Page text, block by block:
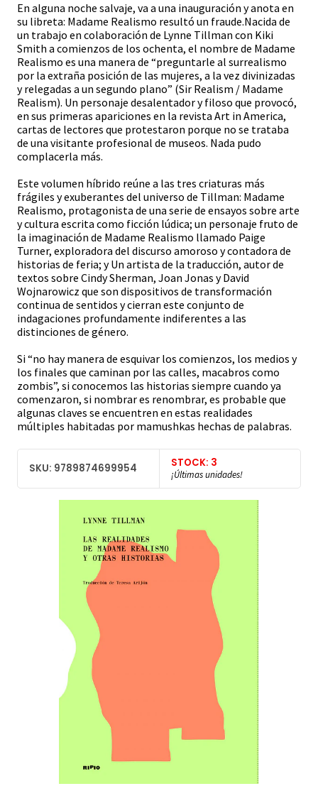
En alguna noche salvaje, va a una inauguración y anota en
su libreta: Madame Realismo resultó un fraude.Nacida de
un trabajo en colaboración de Lynne Tillman con Kiki
Smith a comienzos de los ochenta, el nombre de Madame
Realismo es una manera de “preguntarle al surrealismo
por la extraña posición de las mujeres, a la vez divinizadas
y relegadas a un segundo plano” (Sir Realism / Madame
Realism). Un personaje desalentador y filoso que provocó,
en sus primeras apariciones en la revista Art in America,
cartas de lectores que protestaron porque no se trataba
de una visitante profesional de museos. Nada pudo
complacerla más.
Este volumen híbrido reúne a las tres criaturas más
frágiles y exuberantes del universo de Tillman: Madame
Realismo, protagonista de una serie de ensayos sobre arte
y cultura escrita como ficción lúdica; un personaje fruto de
la imaginación de Madame Realismo llamado Paige
Turner, exploradora del discurso amoroso y contadora de
historias de feria; y Un artista de la traducción, autor de
textos sobre Cindy Sherman, Joan Jonas y David
Wojnarowicz que son dispositivos de transformación
continua de sentidos y cierran este conjunto de
indagaciones profundamente indiferentes a las
distinciones de género.
Si “no hay manera de esquivar los comienzos, los medios y
los finales que caminan por las calles, macabros como
zombis”, si conocemos las historias siempre cuando ya
comenzaron, si nombrar es renombrar, es probable que
algunas claves se encuentren en estas realidades
múltiples habitadas por mamushkas hechas de palabras.
SKU: 9789874699954 STOCK: 3
¡Últimas unidades!